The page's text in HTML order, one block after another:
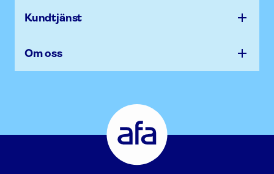
Kundtjänst
Om oss
Försäkring
Gå
till
startsidan